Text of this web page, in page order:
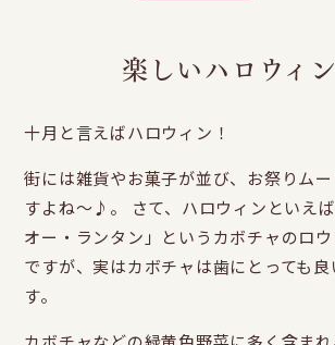
楽しいハロウィ
十月と言えばハロウィン！
街には雑貨やお菓子が並び、お祭りム
すよね～♪。 さて、ハロウィンといえば
オー・ランタン」というカボチャのロ
ですが、実はカボチャは歯にとっても
す。